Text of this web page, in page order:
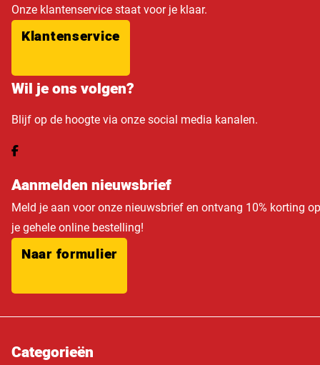
Onze klantenservice staat voor je klaar.
Klantenservice
Wil je ons volgen?
Blijf op de hoogte via onze social media kanalen.
Aanmelden nieuwsbrief
Meld je aan voor onze nieuwsbrief en ontvang 10% korting op
je gehele online bestelling!
Naar formulier
Categorieën